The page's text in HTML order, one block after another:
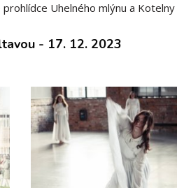
Uhelného mlýnu a Kotelny
- 17. 12. 2023